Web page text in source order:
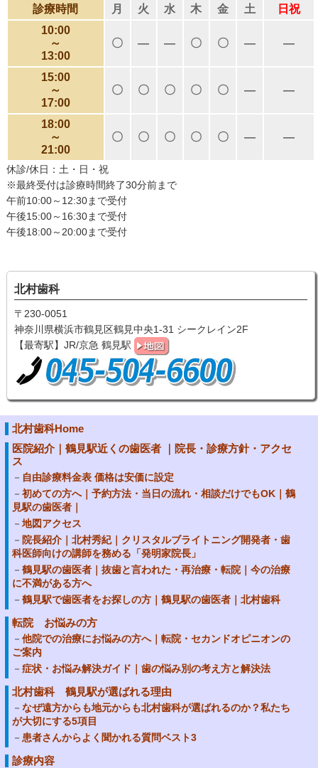
診療時間 月 火 水 木 金 土
日祝
10:00
～
13:00
〇 ― ― 〇 〇 ― ―
15:00
～
17:00
〇 〇 〇 〇 〇 ― ―
18:00
～
21:00
〇 〇 〇 〇 〇 ― ―
休診/休日：土・日・祝
※最終受付は診療時間終了30分前まで
午前10:00～12:30まで受付
午後15:00～16:30まで受付
午後18:00～20:00まで受付
北村歯科
〒230-0051
神奈川県横浜市鶴見区鶴見中央1-31 シークレイン2F
【最寄駅】JR/京急 鶴見駅
北村歯科Home
医院紹介｜鶴見駅近くの歯医者 ｜院長・診療方針・アクセ
ス
自由診療料金表 価格は安価に設定
初めての方へ｜予約方法・当日の流れ・相談だけでもOK｜鶴
見駅の歯医者｜
地図アクセス
院長紹介｜北村秀紀｜クリスタルブライトニング開発者・歯
科医師向けの講師を務める「発明家院長」
鶴見駅の歯医者｜抜歯と言われた・再治療・転院｜今の治療
に不満がある方へ
鶴見駅で歯医者をお探しの方｜鶴見駅の歯医者｜北村歯科
転院 お悩みの方
他院での治療にお悩みの方へ｜転院・セカンドオピニオンの
ご案内
症状・お悩み解決ガイド｜歯の悩み別の考え方と解決法
北村歯科 鶴見駅が選ばれる理由
なぜ遠方からも地元からも北村歯科が選ばれるのか？私たち
が大切にする5項目
患者さんからよく聞かれる質問ベスト3
診療内容